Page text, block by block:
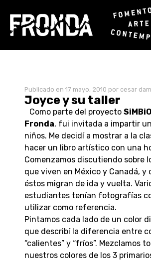
content
Publicado en17 mayo, 2010 por cesar
Joyce y su taller
Como parte del proyecto
Fronda, fui invitada a impartir
niños. Me decidí a mostrar a la
hacer un libro artístico con una
Comenzamos discutiendo sobre
que viven en México y Canadá, y
éstos migran de ida y vuelta.
estudiantes tenían fotografías
utilizar como referencia.
Pintamos cada lado de un color
que describí la diferencia entre
“calientes” y “fríos”. Mezclamos
nuestros colores de los 3